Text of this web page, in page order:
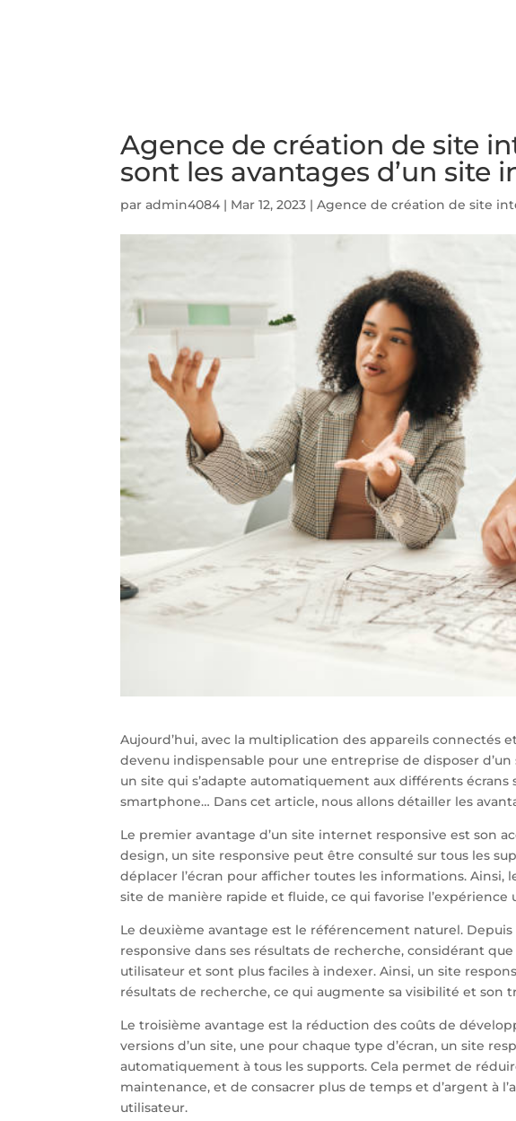
Agence de création de site
sont les avantages d’un site
paradmin4084 | Mar 12, 2023 |Agence de création de site
Aujourd’hui, avec la multiplication des appareils connectés
devenu indispensable pour une entreprise de disposer
un site qui s’adapte automatiquement aux différents
smartphone… Dans cet article, nous allons détailler les
Le premier avantage d’un site internet responsive est son
design, un site responsive peut être consulté sur tous les
déplacer l’écran pour afficher toutes les informations.
site de manière rapide et fluide, ce qui favorise l’expérience
Le deuxième avantage est le référencement naturel.
responsive dans ses résultats de recherche, considérant
utilisateur et sont plus faciles à indexer. Ainsi, un site
résultats de recherche, ce qui augmente sa visibilité et son
Le troisième avantage est la réduction des coûts de
versions d’un site, une pour chaque type d’écran, un site
automatiquement à tous les supports. Cela permet de
maintenance, et de consacrer plus de temps et d’argent à
utilisateur.